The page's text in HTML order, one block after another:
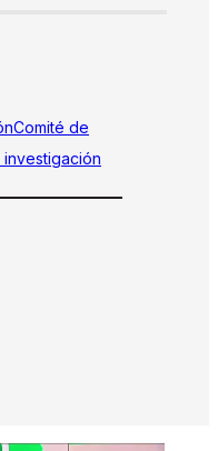
Comité de